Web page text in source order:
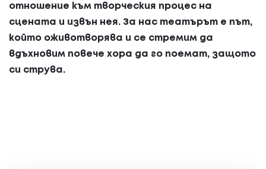
отношение към творческия процес на
сцената и извън нея. За нас театърът е път,
който оживотворява и се стремим да
вдъхновим повече хора да го поемат, защото
си струва.